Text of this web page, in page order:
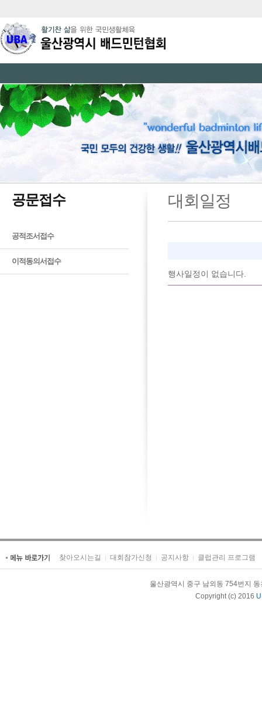
공문접수
공적조서접수
이적동의서접수
대회일정
행사일정이 없습니다.
찾아오시는길 대회참가신청 공지사항 클럽관리 프로그램
울산광역시 중구 남외동 754번지
Copyright (c) 2016